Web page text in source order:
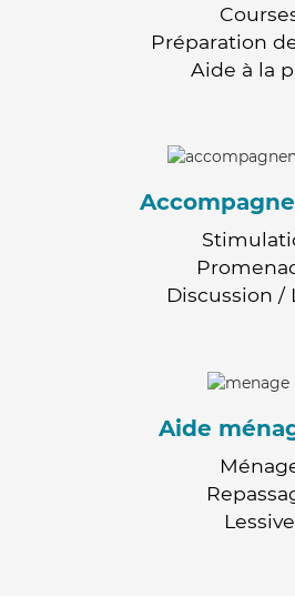
Préparation
Aide à la
Discussion /
Aide
Lessive